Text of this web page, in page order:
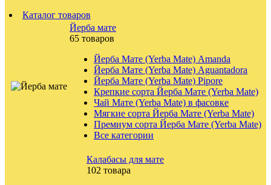
Каталог товаров
Йерба мате
65 товаров
Йерба Мате (Yerba Mate) Amanda
Йерба Мате (Yerba Mate) Aguantadora
Йерба Мате (Yerba Mate) Pipore
Крепкие сорта Йерба Мате (Yerba Mate)
Чай Мате (Yerba Mate) в фасовке
Мягкие сорта Йерба Мате (Yerba Mate)
Премиум сорта Йерба Мате (Yerba Mate)
Все категории
Калабасы для мате
102 товара